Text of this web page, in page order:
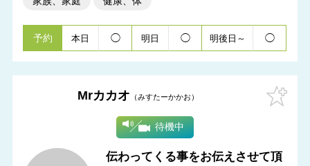
予約 本日 ◯ 明日 ◯ 明後日～ ◯
Mrカカオ みすたーかかお
待機中
伝わってくる事をお伝えさせて頂